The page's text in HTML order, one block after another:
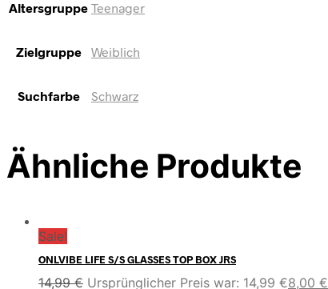
Altersgruppe Teenager
Zielgruppe Weiblich
Suchfarbe Schwarz
Ähnliche Produkte
Sale!
ONLVIBE LIFE S/S GLASSES TOP BOX JRS
14,99€ Ursprünglicher Preis war: 14,99 €8,00 €